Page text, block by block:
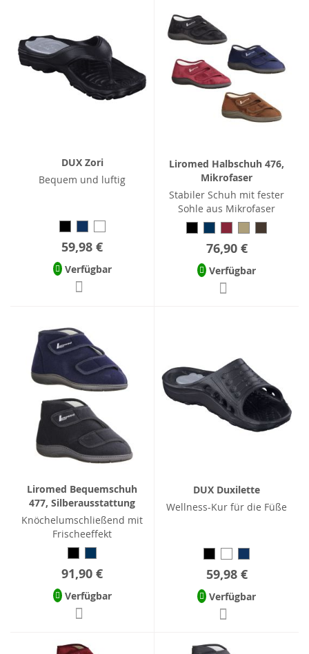
DUX Zori
Bequem und luftig
59,98 €
Verfügbar
Liromed Halbschuh 476,
Mikrofaser
Stabiler Schuh mit fester
Sohle aus Mikrofaser
76,90 €
Verfügbar
Liromed Bequemschuh
477, Silberausstattung
Knöchelumschließend mit
Frischeeffekt
91,90 €
Verfügbar
DUX Duxilette
Wellness-Kur für die Füße
59,98 €
Verfügbar